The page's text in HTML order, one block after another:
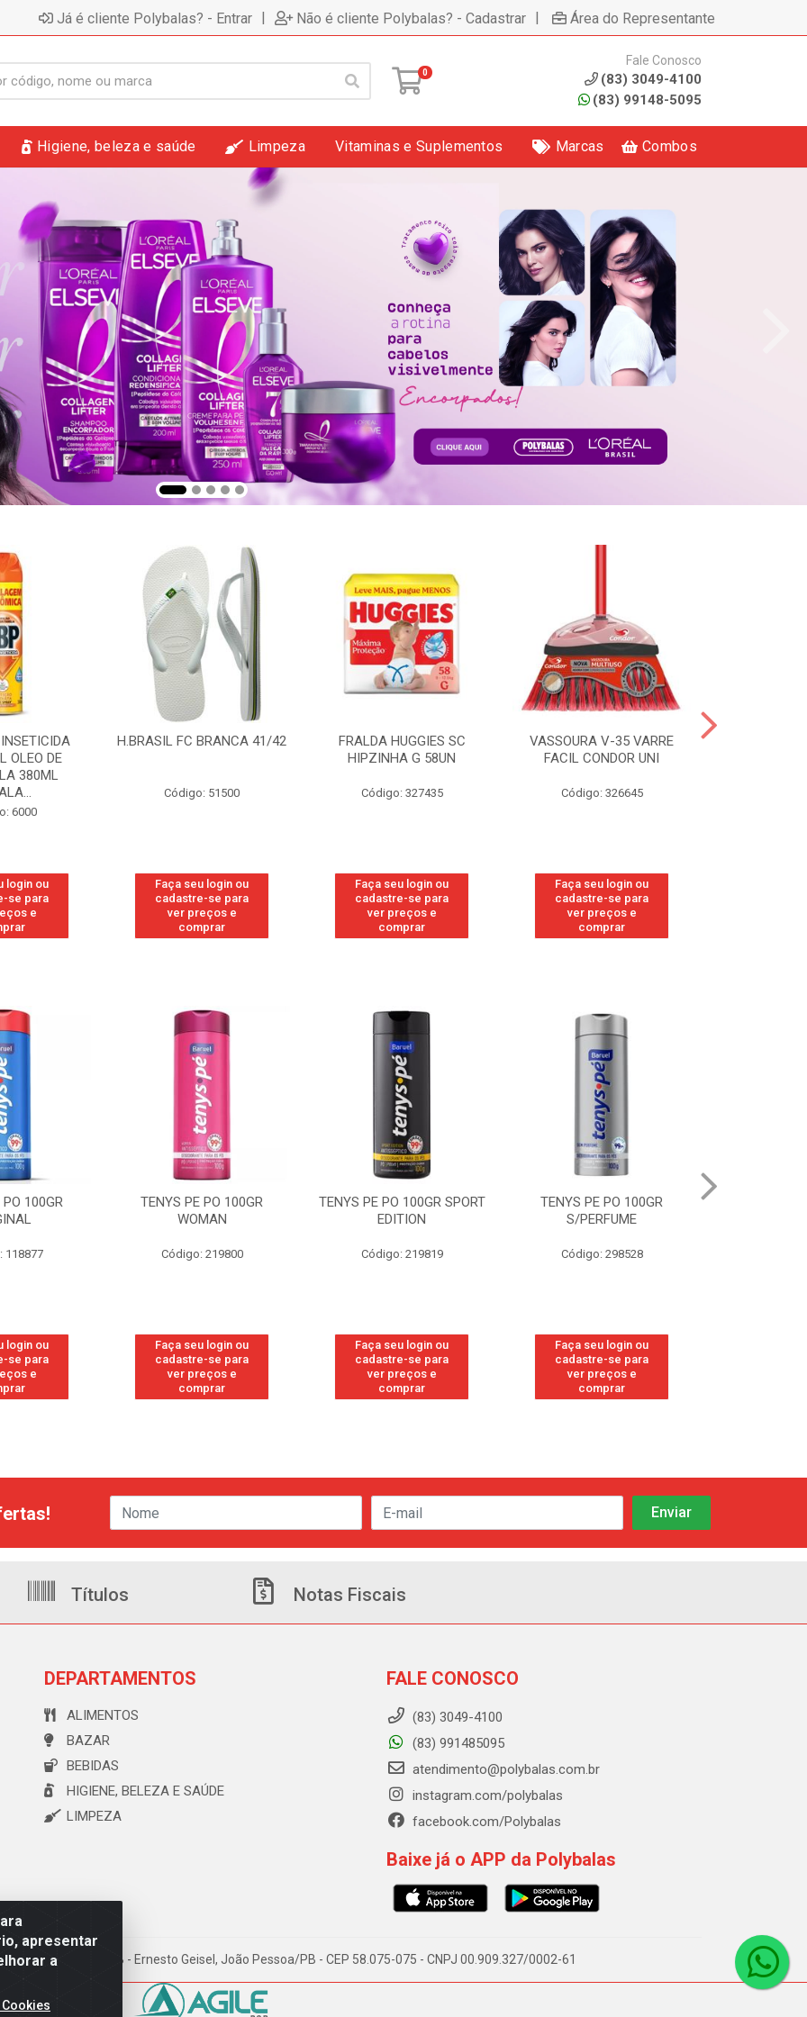
Já é cliente Polybalas? - Entrar | Não é cliente Polybalas? - Cadastrar | Área do Representante
0
Fale Conosco
(83) 3049-4100
(83) 99148-5095
Higiene, beleza e saúde Limpeza Vitaminas e Suplementos Marcas Combos
OLEO DE
380ML
6000
login ou
se para
e
H.BRASIL FC BRANCA 41/42
Código: 51500
Faça seu login ou
cadastre-se para
ver preços e
comprar
FRALDA HUGGIES SC
HIPZINHA G 58UN
Código: 327435
Faça seu login ou
cadastre-se para
ver preços e
comprar
VASSOURA V-35 VARRE
FACIL CONDOR UNI
Código: 326645
Faça seu login ou
cadastre-se para
ver preços e
comprar
100GR
219800
login ou
se para
e
TENYS PE PO 100GR SPORT
EDITION
Código: 219819
Faça seu login ou
cadastre-se para
ver preços e
comprar
TENYS PE PO 100GR
S/PERFUME
Código: 298528
Faça seu login ou
cadastre-se para
ver preços e
comprar
TENYS PE PO 100GR MENTA
FRESH
Código: 113
Faça seu login ou
cadastre-se para
ver preços e
comprar
apresentar
a
Títulos Notas Fiscais
DEPARTAMENTOS
ALIMENTOS
BAZAR
BEBIDAS
HIGIENE, BELEZA E SAÚDE
LIMPEZA
FALE CONOSCO
(83) 3049-4100
(83) 991485095
atendimento@polybalas.com.br
instagram.com/polybalas
facebook.com/Polybalas
Baixe já o APP da Polybalas
173 Galpão B - Ernesto Geisel, João Pessoa/PB - CEP 58.075-075 - CNPJ 00.909.327/0002-61